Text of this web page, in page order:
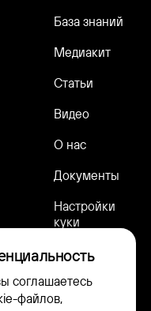
База знаний
Медиакит
Статьи
Видео
О нас
Документы
Настройки
куки
соглашаетесь
файлов,